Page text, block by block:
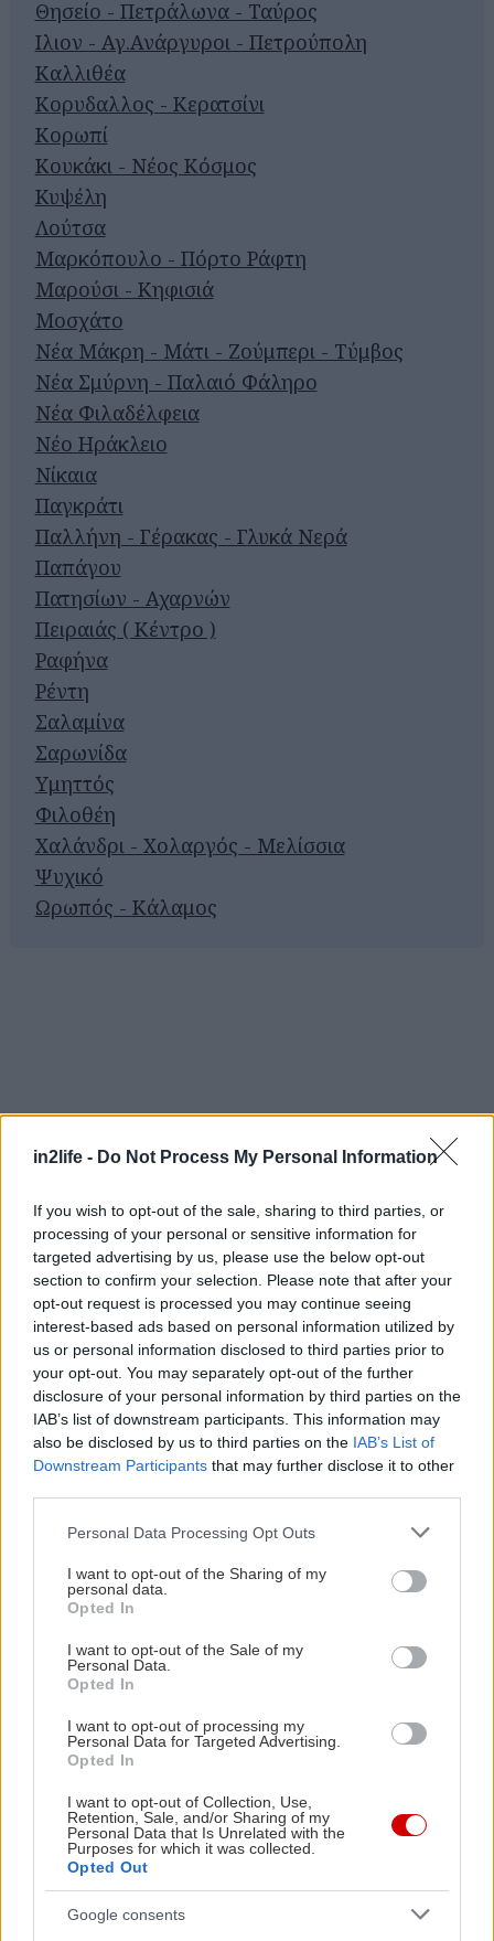
in2life - Do Not Process My Personal Information
If you wish to opt-out of the sale, sharing to third parties, or
processing of your personal or sensitive information for
targeted advertising by us, please use the below opt-out
section to confirm your selection. Please note that after your
opt-out request is processed you may continue seeing
interest-based ads based on personal information utilized by
us or personal information disclosed to third parties prior to
your opt-out. You may separately opt-out of the further
disclosure of your personal information by third parties on the
IAB’s list of downstream participants. This information may
also be disclosed by us to third parties on the IAB’s List of
Downstream Participants that may further disclose it to other
Please note that this website/app uses one or more Google
not limited to your visit or usage behaviour. You may click to
grant or deny consent to Google and its third-party tags to
use your data for below specified purposes in below Google
consent section.
Personal Data Processing Opt Outs
I want to opt-out of the Sharing of my
personal data.
Opted In
I want to opt-out of the Sale of my
Personal Data.
Opted In
I want to opt-out of processing my
Personal Data for Targeted Advertising.
Opted In
I want to opt-out of Collection, Use,
Retention, Sale, and/or Sharing of my
Personal Data that Is Unrelated with the
Purposes for which it was collected.
Opted Out
Google consents
Θησείο - Πετράλωνα - Ταύρος
Ιλιον - Αγ.Ανάργυροι - Πετρούπολη
Καλλιθέα
Κορυδαλλος - Κερατσίνι
Κορωπί
Κουκάκι - Νέος Κόσμος
Κυψέλη
Λούτσα
Μαρκόπουλο - Πόρτο Ράφτη
Μαρούσι - Κηφισιά
Μοσχάτο
Νέα Μάκρη - Μάτι - Ζούμπερι - Τύμβος
Νέα Σμύρνη - Παλαιό Φάληρο
Νέα Φιλαδέλφεια
Νέο Ηράκλειο
Νίκαια
Παγκράτι
Παλλήνη - Γέρακας - Γλυκά Νερά
Παπάγου
Πατησίων - Αχαρνών
Πειραιάς ( Κέντρο )
Ραφήνα
Ρέντη
Σαλαμίνα
Σαρωνίδα
Υμηττός
Φιλοθέη
Χαλάνδρι - Χολαργός - Μελίσσια
Ψυχικό
Ωρωπός - Κάλαμος